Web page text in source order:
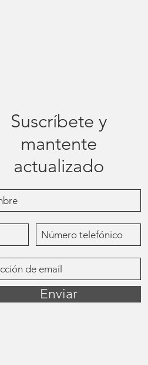
Suscríbete y
mantente
actualizado
Enviar